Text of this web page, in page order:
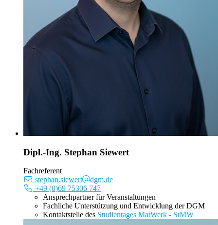
Dipl.-Ing. Stephan Siewert
Fachreferent
stephan.siewert
dgm.de
+49 (0)69 75306 747
Ansprechpartner für Veranstaltungen
Fachliche Unterstützung und Entwicklung der DGM
Kontaktstelle des Studientages MatWerk - StMW